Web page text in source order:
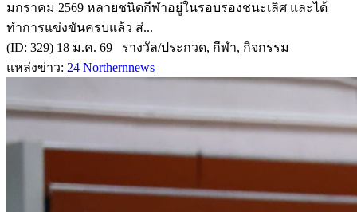
มกราคม 2569 หลายชนิดกีฬาอยู่ในรอบรองชนะเลิศ และได้
ทำการแข่งขันครบแล้ว ส่...
(ID: 329) 18 ม.ค. 69 รางวัล/ประกวด, กีฬา, กิจกรรม
แหล่งข่าว: 24 Northernnews